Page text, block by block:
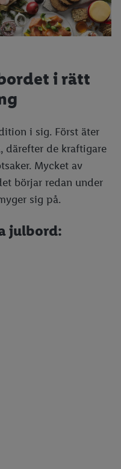
i rätt
i sig. Först äter
därefter de kraftigare
Mycket av
börjar redan under
sig på.
julbord: